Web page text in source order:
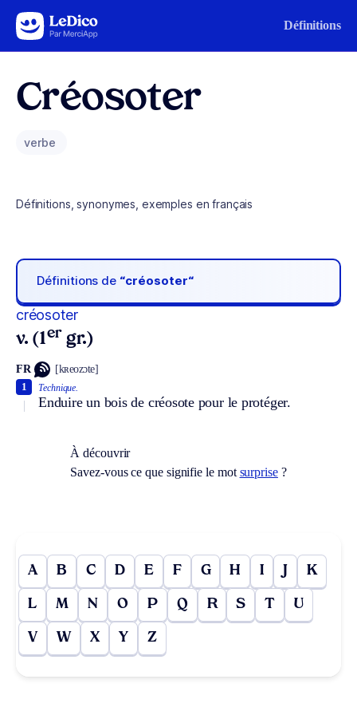
Aller au contenu Définitions
Créosoter
verbe
Définitions, synonymes, exemples en français
Définitions de “créosoter“
créosoter
v. (1er gr.)
FR [kʀeozɔte]
Technique.
Enduire un bois de créosote pour le protéger.
1
À découvrir
Savez-vous ce que signifie le mot surprise?
A B C D E F G H I J K
L M N O P Q R S T U
V W X Y Z